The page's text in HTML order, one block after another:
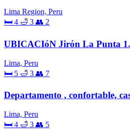
Lima Region, Peru
🛏 4 🛁 3 👥 2
UBICACIóN Jirón La Punta
Lima, Peru
🛏 5 🛁 3 👥 7
Departamento , confortable,
Lima, Peru
🛏 4 🛁 3 👥 5